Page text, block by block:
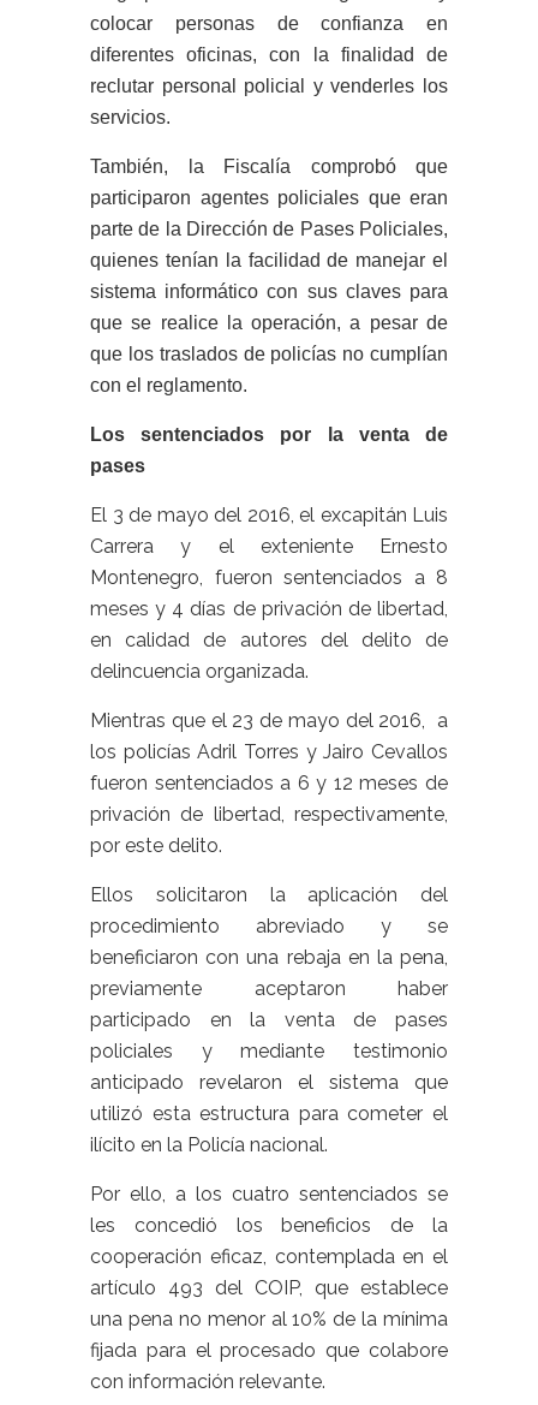
colocar personas de confianza en
diferentes oficinas, con la finalidad de
reclutar personal policial y venderles los
servicios.
También, la Fiscalía comprobó que
participaron agentes policiales que eran
parte de la Dirección de Pases Policiales,
quienes tenían la facilidad de manejar el
sistema informático con sus claves para
que se realice la operación, a pesar de
que los traslados de policías no cumplían
con el reglamento.
Los sentenciados por la venta de
pases
El 3 de mayo del 2016, el excapitán Luis
Carrera y el exteniente Ernesto
Montenegro, fueron sentenciados a 8
meses y 4 días de privación de libertad,
en calidad de autores del delito de
delincuencia organizada.
Mientras que el 23 de mayo del 2016, a
los policías Adril Torres y Jairo Cevallos
fueron sentenciados a 6 y 12 meses de
privación de libertad, respectivamente,
por este delito.
Ellos solicitaron la aplicación del
procedimiento abreviado y se
beneficiaron con una rebaja en la pena,
previamente aceptaron haber
participado en la venta de pases
policiales y mediante testimonio
anticipado revelaron el sistema que
utilizó esta estructura para cometer el
ilícito en la Policía nacional.
Por ello, a los cuatro sentenciados se
les concedió los beneficios de la
cooperación eficaz, contemplada en el
artículo 493 del COIP, que establece
una pena no menor al 10% de la mínima
fijada para el procesado que colabore
con información relevante.